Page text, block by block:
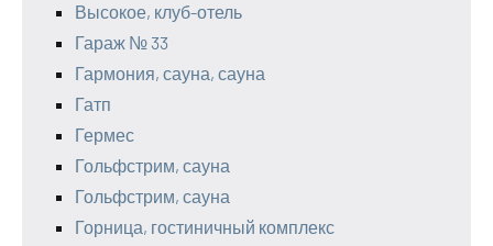
Высокое, клуб-отель
Гараж № 33
Гармония, сауна, сауна
Гатп
Гермес
Гольфстрим, сауна
Гольфстрим, сауна
Горница, гостиничный комплекс